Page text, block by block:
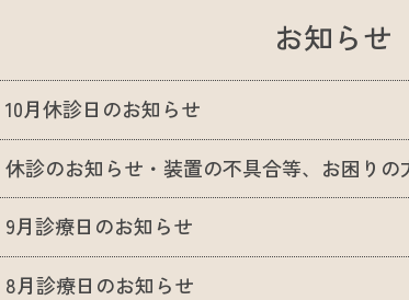
お知らせ
10月休診日のお知らせ
休診のお知らせ・装置の不具合等、お困りの
9月診療日のお知らせ
8月診療日のお知らせ